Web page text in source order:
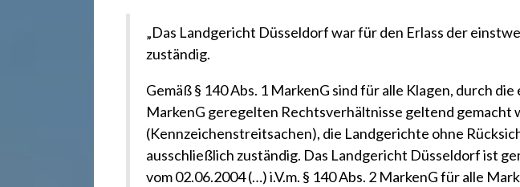
„Das Landgericht Düsseldorf war für den Erlass der
zuständig.
Gemäß § 140 Abs. 1 MarkenG sind für alle Klagen, durch
MarkenG geregelten Rechtsverhältnisse geltend gemacht
(Kennzeichenstreitsachen), die Landgerichte ohne
ausschließlich zuständig. Das Landgericht Düsseldorf ist
vom 02.06.2004 (…) i.V.m. § 140 Abs. 2 MarkenG für alle